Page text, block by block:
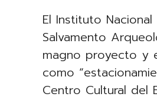
El Instituto
Salvamento
magno proyecto y
como
Centro Cultural del